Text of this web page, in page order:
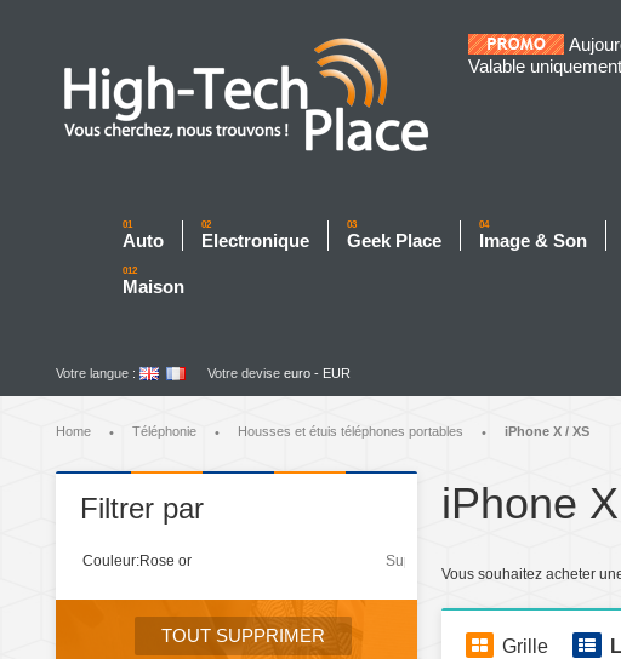
Valable
01
Auto
02
Electronique
03
Geek Place
04
Image & Son
012
Maison
Votre langue : Votre devise euro - EUR
Home • Téléphonie • Housses et étuis téléphones portables • iPhone X / XS
iPhone
Vous souhaitez acheter
Grille
Filtrer par
Couleur:Rose or
Supprimer
élément
TOUT SUPPRIMER